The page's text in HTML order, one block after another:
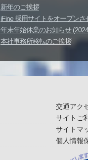
新年のご挨拶
iFine 採用サイトをオープンさ
年末年始休業のお知らせ
本社事務所移転のご挨拶
交通アク
サイトご
サイトマ
個人情報